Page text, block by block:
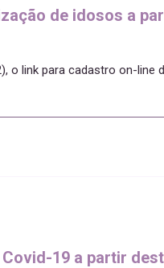
de idosos a
o link para cadastro on-line
19 a partir